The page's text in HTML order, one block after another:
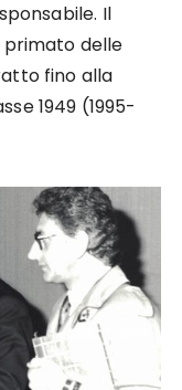
Il
delle
fino alla
1949 (1995-